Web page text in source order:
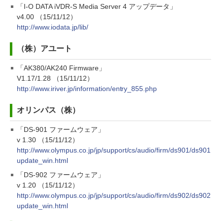
「I-O DATA iVDR-S Media Server 4 アップデータ」
v4.00 （15/11/12）
http://www.iodata.jp/lib/
（株）アユート
「AK380/AK240 Firmware」
V1.17/1.28 （15/11/12）
http://www.iriver.jp/information/entry_855.php
オリンパス（株）
「DS-901 ファームウェア」
v 1.30 （15/11/12）
http://www.olympus.co.jp/jp/support/cs/audio/firm/ds901/ds901
update_win.html
「DS-902 ファームウェア」
v 1.20 （15/11/12）
http://www.olympus.co.jp/jp/support/cs/audio/firm/ds902/ds902
update_win.html